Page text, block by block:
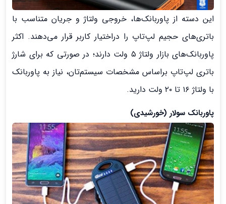
این دسته از پاوربانک‌ها، خروجی ولتاژ و جریان متناسب با
باتری‌های حجیم لپ‌تاپ را دراختیار کاربر قرار می‌دهند. اکثر
پاوربانک‌های بازار ولتاژ ۵ ولت دارند؛ در صورتی که برای شارژ
باتری لپ‌تاپ براساس مشخصات سیستم‌تان، نیاز به پاوربانک
با ولتاژ ۱۶ تا ۲۰ ولت دارید.
پاوربانک سولار (خورشیدی)